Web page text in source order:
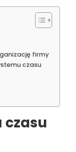
firmy
czasu
czasu